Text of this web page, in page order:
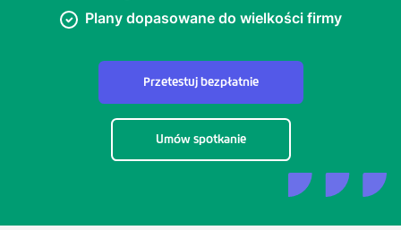
Plany dopasowane do wielkości firmy
Przetestuj bezpłatnie
Umów spotkanie